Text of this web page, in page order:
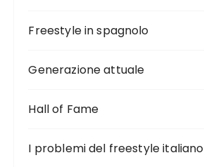
Freestyle in spagnolo
Generazione attuale
Hall of Fame
I problemi del freestyle italiano